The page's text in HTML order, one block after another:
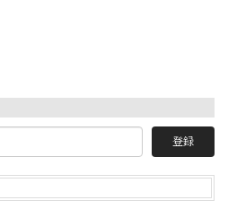
登録